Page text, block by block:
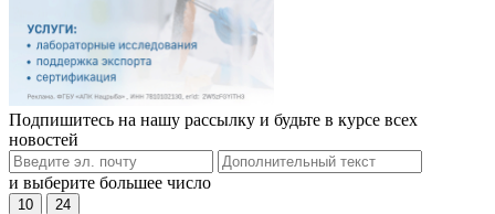
Подпишитесь на нашу рассылку и будьте в курсе всех
новостей
и выберите большее число
10 24